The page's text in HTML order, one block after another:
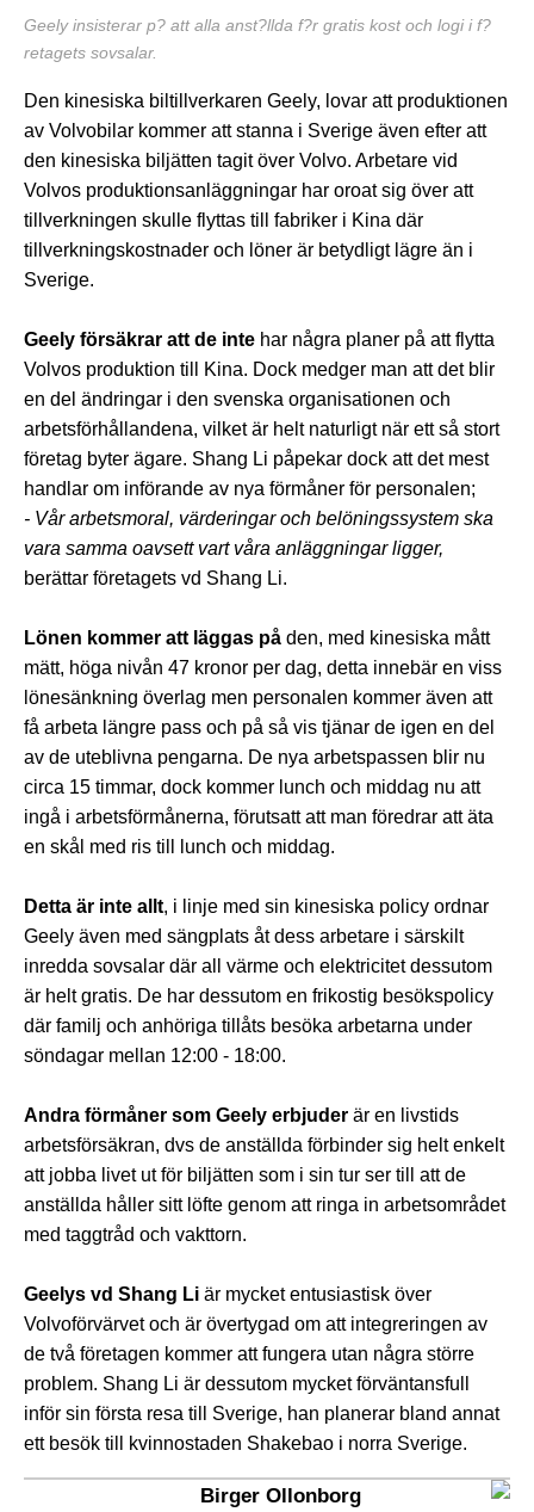
Geely insisterar p? att alla anst?llda f?r gratis kost och logi i f?
retagets sovsalar.
Den kinesiska biltillverkaren Geely, lovar att produktionen
av Volvobilar kommer att stanna i Sverige även efter att
den kinesiska biljätten tagit över Volvo. Arbetare vid
Volvos produktionsanläggningar har oroat sig över att
tillverkningen skulle flyttas till fabriker i Kina där
tillverkningskostnader och löner är betydligt lägre än i
Sverige.
Geely försäkrar att de inte har några planer på att flytta
Volvos produktion till Kina. Dock medger man att det blir
en del ändringar i den svenska organisationen och
arbetsförhållandena, vilket är helt naturligt när ett så stort
företag byter ägare. Shang Li påpekar dock att det mest
handlar om införande av nya förmåner för personalen;
- Vår arbetsmoral, värderingar och belöningssystem ska
vara samma oavsett vart våra anläggningar ligger,
berättar företagets vd Shang Li.
Lönen kommer att läggas på den, med kinesiska mått
mätt, höga nivån 47 kronor per dag, detta innebär en viss
lönesänkning överlag men personalen kommer även att
få arbeta längre pass och på så vis tjänar de igen en del
av de uteblivna pengarna. De nya arbetspassen blir nu
circa 15 timmar, dock kommer lunch och middag nu att
ingå i arbetsförmånerna, förutsatt att man föredrar att äta
en skål med ris till lunch och middag.
Detta är inte allt, i linje med sin kinesiska policy ordnar
Geely även med sängplats åt dess arbetare i särskilt
inredda sovsalar där all värme och elektricitet dessutom
är helt gratis. De har dessutom en frikostig besökspolicy
där familj och anhöriga tillåts besöka arbetarna under
söndagar mellan 12:00 - 18:00.
Andra förmåner som Geely erbjuder är en livstids
arbetsförsäkran, dvs de anställda förbinder sig helt enkelt
att jobba livet ut för biljätten som i sin tur ser till att de
anställda håller sitt löfte genom att ringa in arbetsområdet
med taggtråd och vakttorn.
Geelys vd Shang Li är mycket entusiastisk över
Volvoförvärvet och är övertygad om att integreringen av
de två företagen kommer att fungera utan några större
problem. Shang Li är dessutom mycket förväntansfull
inför sin första resa till Sverige, han planerar bland annat
ett besök till kvinnostaden Shakebao i norra Sverige.
Birger Ollonborg